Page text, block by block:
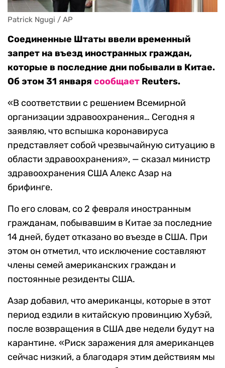
Patrick Ngugi / AP
Соединенные Штаты ввели временный
запрет на въезд иностранных граждан,
которые в последние дни побывали в Китае.
Об этом 31 января сообщает Reuters.
«В соответствии с решением Всемирной
организации здравоохранения… Сегодня я
заявляю, что вспышка коронавируса
представляет собой чрезвычайную ситуацию в
области здравоохранения», — сказал министр
здравоохранения США Алекс Азар на
брифинге.
По его словам, со 2 февраля иностранным
гражданам, побывавшим в Китае за последние
14 дней, будет отказано во въезде в США. При
этом он отметил, что исключение составляют
члены семей американских граждан и
постоянные резиденты США.
Азар добавил, что американцы, которые в этот
период ездили в китайскую провинцию Хубэй,
после возвращения в США две недели будут на
карантине. «Риск заражения для американцев
сейчас низкий, а благодаря этим действиям мы